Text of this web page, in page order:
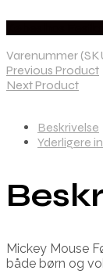
Varenummer
Previous Product
Next Product
Beskrivelse
Yderligere
Mickey Mouse
både børn og